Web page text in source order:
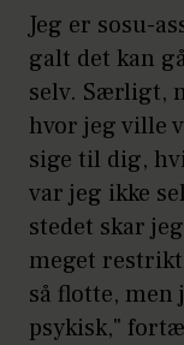
Jeg er sosu-
galt det kan
selv. Særligt,
hvor jeg ville
sige til dig,
var jeg ikke
stedet skar
meget
så flotte, men
psykisk,"